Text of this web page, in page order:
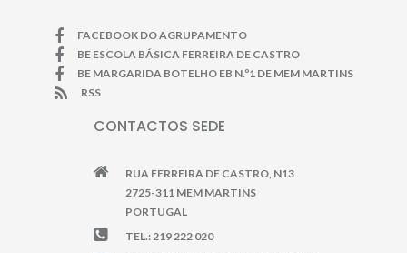
FACEBOOK DO AGRUPAMENTO
BE ESCOLA BÁSICA FERREIRA DE CASTRO
BE MARGARIDA BOTELHO EB N.º1 DE MEM MARTINS
RSS
CONTACTOS SEDE
RUA FERREIRA DE CASTRO, N13
2725-311 MEM MARTINS
PORTUGAL
TEL.: 219 222 020